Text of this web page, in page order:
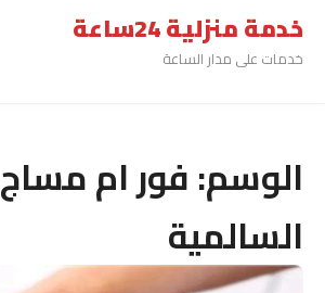
خدمة منزلية 24ساعة
خدمات على مدار الساعة
الوسم:فور ام مساج
السالمية